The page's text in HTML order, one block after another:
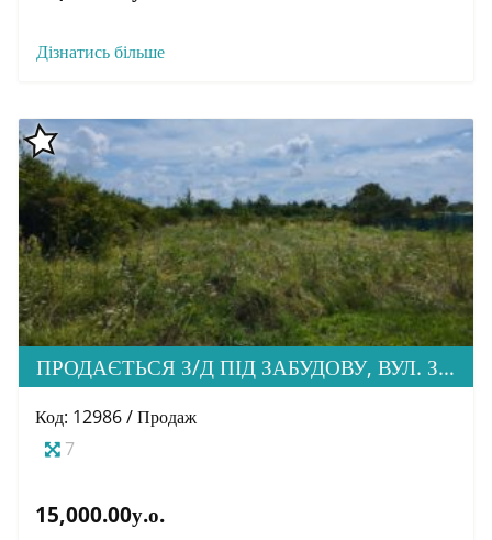
Дізнатись більше
ПРОДАЄТЬСЯ З/Д ПІД ЗАБУДОВУ, ВУЛ. ЗАГОРСЬКА
Код: 12986 / Продаж
7
15,000.00у.о.